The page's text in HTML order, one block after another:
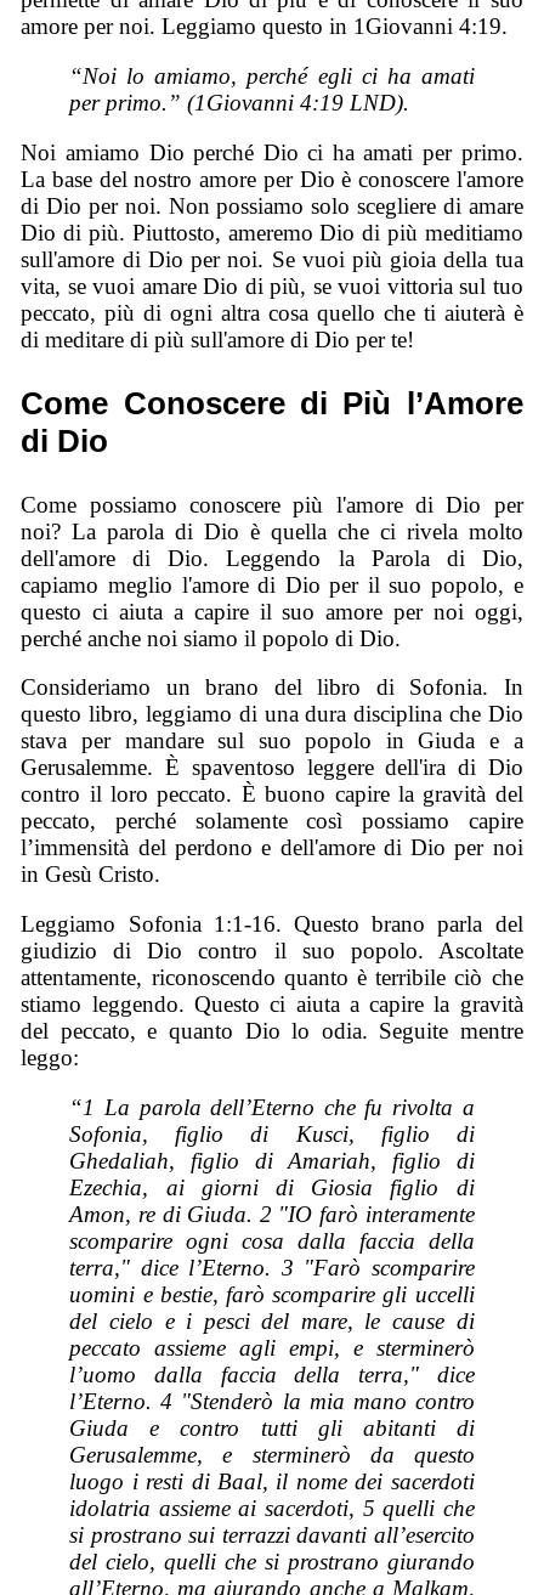
amore per noi. Leggiamo questo in 1Giovanni 4:19.
“Noi lo amiamo, perché egli ci ha amati
per primo.” (1Giovanni 4:19 LND).
Noi amiamo Dio perché Dio ci ha amati per primo.
La base del nostro amore per Dio è conoscere l'amore
di Dio per noi. Non possiamo solo scegliere di amare
Dio di più. Piuttosto, ameremo Dio di più meditiamo
sull'amore di Dio per noi. Se vuoi più gioia della tua
vita, se vuoi amare Dio di più, se vuoi vittoria sul tuo
peccato, più di ogni altra cosa quello che ti aiuterà è
di meditare di più sull'amore di Dio per te!
Come Conoscere di Più l’Amore
di Dio
Come possiamo conoscere più l'amore di Dio per
noi? La parola di Dio è quella che ci rivela molto
dell'amore di Dio. Leggendo la Parola di Dio,
capiamo meglio l'amore di Dio per il suo popolo, e
questo ci aiuta a capire il suo amore per noi oggi,
perché anche noi siamo il popolo di Dio.
Consideriamo un brano del libro di Sofonia. In
questo libro, leggiamo di una dura disciplina che Dio
stava per mandare sul suo popolo in Giuda e a
Gerusalemme. È spaventoso leggere dell'ira di Dio
contro il loro peccato. È buono capire la gravità del
peccato, perché solamente così possiamo capire
l’immensità del perdono e dell'amore di Dio per noi
in Gesù Cristo.
Leggiamo Sofonia 1:1-16. Questo brano parla del
giudizio di Dio contro il suo popolo. Ascoltate
attentamente, riconoscendo quanto è terribile ciò che
stiamo leggendo. Questo ci aiuta a capire la gravità
del peccato, e quanto Dio lo odia. Seguite mentre
leggo:
“1 La parola dell’Eterno che fu rivolta a
Sofonia, figlio di Kusci, figlio di
Ghedaliah, figlio di Amariah, figlio di
Ezechia, ai giorni di Giosia figlio di
Amon, re di Giuda. 2 "IO farò interamente
scomparire ogni cosa dalla faccia della
terra," dice l’Eterno. 3 "Farò scomparire
uomini e bestie, farò scomparire gli uccelli
del cielo e i pesci del mare, le cause di
peccato assieme agli empi, e sterminerò
l’uomo dalla faccia della terra," dice
l’Eterno. 4 "Stenderò la mia mano contro
Giuda e contro tutti gli abitanti di
Gerusalemme, e sterminerò da questo
luogo i resti di Baal, il nome dei sacerdoti
idolatria assieme ai sacerdoti, 5 quelli che
si prostrano sui terrazzi davanti all’esercito
del cielo, quelli che si prostrano giurando
all’Eterno, ma giurando anche a Malkam,